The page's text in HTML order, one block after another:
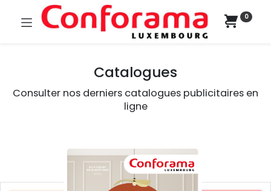
0
Catalogues
Consulter nos derniers catalogues publicitaires en
ligne